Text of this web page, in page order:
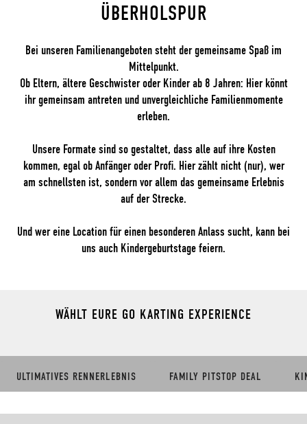
BERHOLSPUR
Bei unseren Familienangeboten steht der gemeinsame Spaß im
Mittelpunkt.
Ob Eltern, ältere Geschwister oder Kinder ab 8 Jahren: Hier könnt
ihr gemeinsam antreten und unvergleichliche Familienmomente
erleben.
Unsere Formate sind so gestaltet, dass alle auf ihre Kosten
kommen, egal ob Anfänger oder Profi. Hier zählt nicht (nur), wer
am schnellsten ist, sondern vor allem das gemeinsame Erlebnis
auf der Strecke.
Und wer eine Location für einen besonderen Anlass sucht, kann bei
uns auch Kindergeburtstage feiern.
WÄHLT EURE GO KARTING EXPERIENCE
ULTIMATIVES RENNERLEBNIS FAMILY PITSTOP DEAL